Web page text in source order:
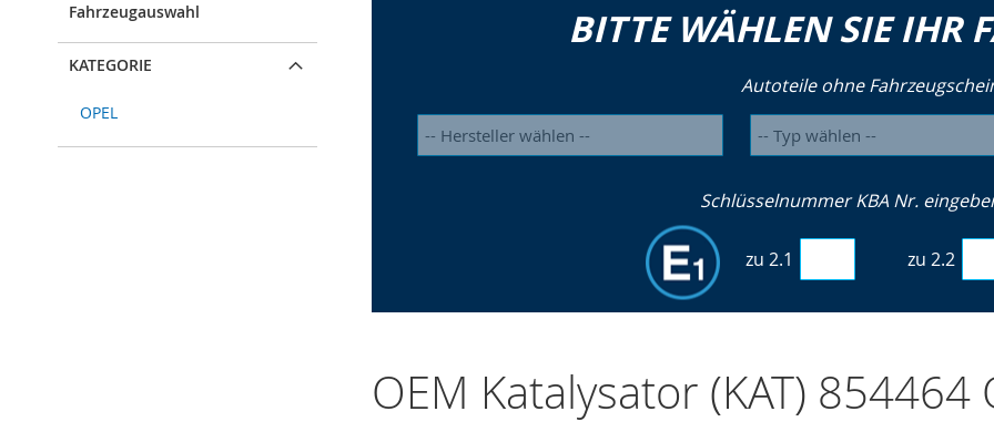
BITTE WÄHLEN SIE IHR
Autoteile ohne
Schlüsselnummer KBA Nr.
zu 2.1 zu 2.2
OEM Katalysator (KAT) 854464
Fahrzeugauswahl
KATEGORIE
OPEL